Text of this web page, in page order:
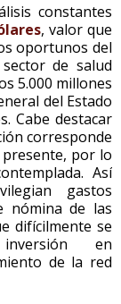
constantes
, valor que
oportunos del
de salud
5.000 millones
del Estado
Cabe destacar
corresponde
por lo
Así
gastos
nómina de las
difícilmente se
en
de la red